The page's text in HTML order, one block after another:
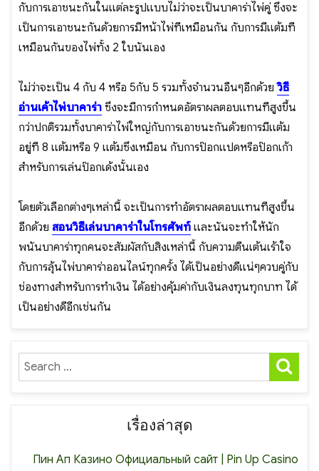
กับการเอาชนะกันในแต่ละรูปแบบไม่ว่าจะเป็นบาคาร่าไพ่คู่ ซึ่งจะ
เป็นการเอาชนะกันด้วยการมีหน้าไพ่ที่เหมือนกัน กับการมีแต้มที่
เหมือนกันของไพ่ทั้ง 2 ใบนั่นเอง
ไม่ว่าจะเป็น 4 กับ 4 หรือ 5กับ 5 รวมทั้งจำนวนอื่นๆอีกด้วยวิธี
อ่านเค้าไพ่บาคาร่าซึ่งจะมีการกำหนดอัตราผลตอบแทนที่สูงขึ้น
กว่าปกติรวมทั้งบาคาร่าไพ่ใหญ่กับการเอาชนะกันด้วยการมีแต้ม
อยู่ที่ 8 แต้มหรือ 9 แต้มซึ่งเหมือน กับการป๊อกแปดหรือป๊อกเก้า
สำหรับการเล่นป๊อกเด้งนั้นเอง
โดยตัวเลือกต่างๆเหล่านี้ จะเป็นการทำอัตราผลตอบแทนที่สูงขึ้น
อีกด้วย สอนวิธีเล่นบาคาร่าในโทรศัพท์และนั่นจะทำให้นัก
พนันบาคาร่าทุกคนจะสัมผัสกับสิ่งเหล่านี้ กับความตื่นเต้นเร้าใจ
กับการลุ้นไพ่บาคาร่าออนไลน์ทุกครั้ง ได้เป็นอย่างดีแน่ๆควบคู่กับ
ช่องทางสำหรับการทำเงิน ได้อย่างคุ้มค่ากับเงินลงทุนทุกบาท ได้
เป็นอย่างดีอีกเช่นกัน
Search
for:
เรื่องล่าสุด
Пин Ап Казино Официальный сайт | Pin Up Casino